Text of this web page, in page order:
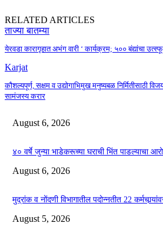
RELATED ARTICLES
ताज्या बातम्या
येरवडा कारागृहात अभंग वारी ‘ कार्यक्रम; ५०० बंद्यांचा
Karjat
कौशल्यपूर्ण, सक्षम व उद्योगाभिमुख मनुष्यबळ निर्मितीसाठी
सामंजस्य करार
August 6, 2026
४० वर्षे जुन्या भाडेकरूच्या घराची भिंत पाडल्याचा
August 6, 2026
मुद्रांक व नोंदणी विभागातील पदोन्नतीत 22
August 5, 2026